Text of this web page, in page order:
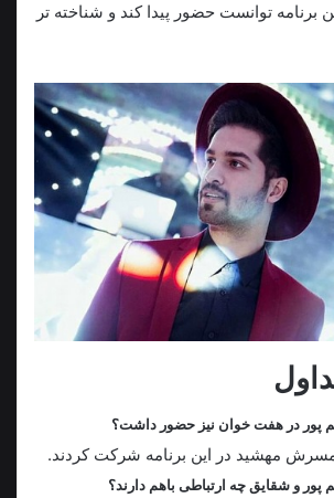
برنامه توانست حضور پیدا کند و شناخته تر
پور در هفت خوان نیز حضور داشت؟
مهشید در این برنامه شرکت کردند.
پور و شقایق چه ارتباطی باهم دارند؟